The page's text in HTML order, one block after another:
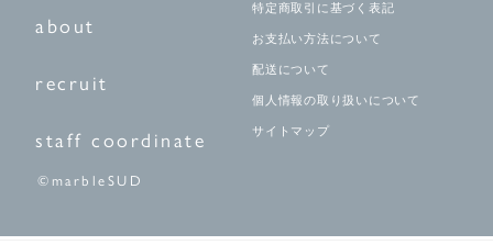
about
recruit
staff coordinate
特定商取引に基づく表記
お支払い方法について
配送について
個人情報の取り扱いについて
サイトマップ
©marbleSUD